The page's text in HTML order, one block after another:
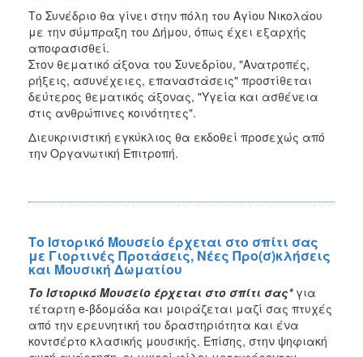
Το Συνέδριο θα γίνει στην πόλη του Αγίου Νικολάου
με την σύμπραξη του Δήμου, όπως έχει εξαρχής
αποφασισθεί.
Στον θεματικό άξονα του Συνεδρίου, "Ανατροπές,
ρήξεις, ασυνέχειες, επαναστάσεις" προστίθεται
δεύτερος θεματικός άξονας, "Υγεία και ασθένεια
στις ανθρώπινες κοινότητες".
Διευκρινιστική εγκύκλιος θα εκδοθεί προσεχώς από
την Οργανωτική Επιτροπή.
Το Ιστορικό Μουσείο έρχεται στο σπίτι σας
με Γιορτινές Προτάσεις, Νέες Προ(σ)κλήσεις
και Μουσική Δωματίου
Το Ιστορικό Μουσείο έρχεται στο σπίτι σας*για
τέταρτη e-βδομάδα και μοιράζεται μαζί σας πτυχές
από την ερευνητική του δραστηριότητα και ένα
κοντσέρτο κλασικής μουσικής. Επίσης, στην ψηφιακή